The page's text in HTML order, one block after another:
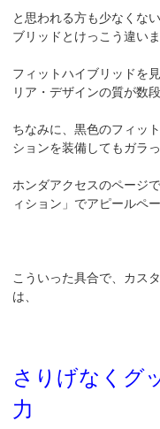
と思われる方も少なくな
ブリッドとけっこう違いま
フィットハイブリッドを
リア・デザインの質が数
ちなみに、黒色のフィッ
ションを装備してもガラ
ホンダアクセスのページ
ィション」でアピールペ
こういった具合で、カス
は、
さりげなくグ
力